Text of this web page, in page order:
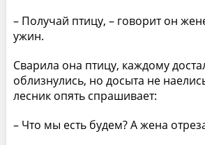
– Получай птицу, – говорит он
ужин.
Сварила она птицу, каждому
облизнулись, но досыта не
лесник опять спрашивает:
– Что мы есть будем? А жена